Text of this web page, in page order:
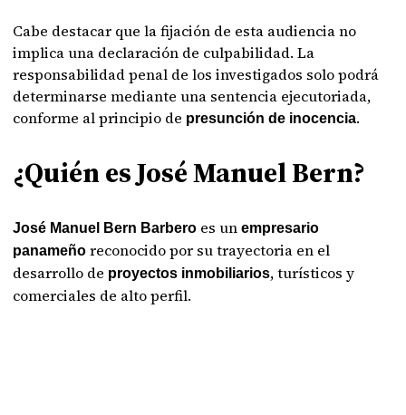
Cabe destacar que la fijación de esta audiencia no
implica una declaración de culpabilidad. La
responsabilidad penal de los investigados solo podrá
determinarse mediante una sentencia ejecutoriada,
conforme al principio de presunción de inocencia.
¿Quién es José Manuel Bern?
José Manuel Bern Barbero es unempresario
panameño reconocido por su trayectoria en el
desarrollo de proyectos inmobiliarios, turísticos y
comerciales de alto perfil.